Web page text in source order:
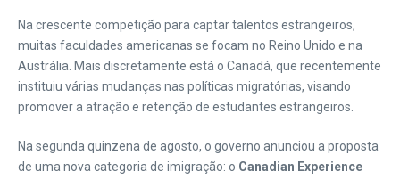
Na crescente competição para captar talentos estrangeiros,
muitas faculdades americanas se focam no Reino Unido e na
Austrália. Mais discretamente está o Canadá, que recentemente
instituiu várias mudanças nas políticas migratórias, visando
promover a atração e retenção de estudantes estrangeiros.
Na segunda quinzena de agosto, o governo anunciou a proposta
de uma nova categoria de imigração: o Canadian Experience